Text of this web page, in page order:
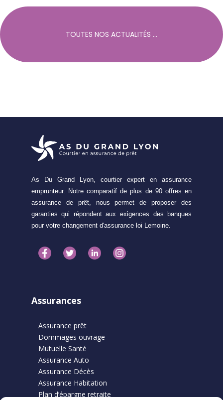
TOUTES NOS ACTUALITÉS ...
As Du Grand Lyon, courtier expert en assurance
emprunteur. Notre comparatif de plus de 90 offres en
assurance de prêt, nous permet de proposer des
garanties qui répondent aux exigences des banques
pour votre changement d'assurance loi Lemoine.
Assurances
Assurance prêt
Dommages ouvrage
Mutuelle Santé
Assurance Auto
Assurance Décès
Assurance Habitation
Plan d’épargne retraite